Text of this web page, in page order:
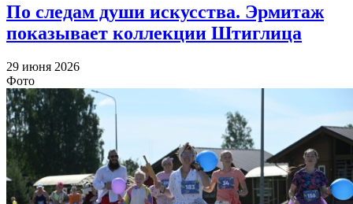
По следам души искусства. Эрмитаж
показывает коллекции Штиглица
29 июня 2026
Фото